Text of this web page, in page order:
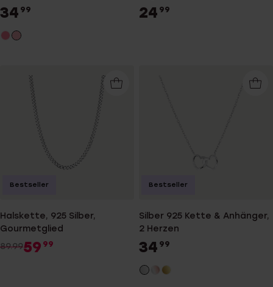
34 99 24 99
Halskette, 925 Silber,
Gourmetglied
89.9959 99
Bestseller
Silber 925 Kette & Anhänger,
2 Herzen
34 99
Bestseller